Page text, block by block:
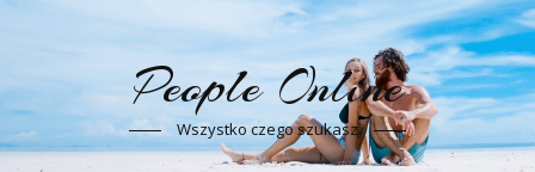
People Online
Wszystko czego szukasz